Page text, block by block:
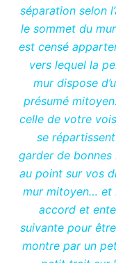
séparation selon
le sommet du
est censé
vers lequel la
mur dispose
présumé
celle de votre
se
garder de
au point sur vos
mur mitoyen… et
accord et
suivante pour
montre par un